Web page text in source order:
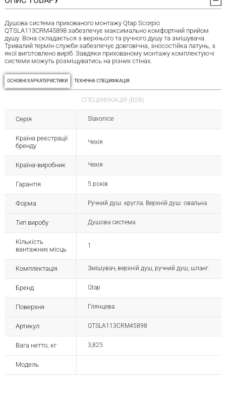
Душова система прихованого монтажу Qtap Scorpio
QTSLA113CRM45898 забезпечує максимально комфортний прийом
душу. Вона складається з верхнього та ручного душу та змішувача.
Тривалий термін служби забезпечує довговічна, зносостійка латунь, з
якої виготовлено виріб. Завдяки прихованому монтажу комплектуючі
системи можуть розміщуватись на різних стінах.
ОСНОВНІ ХАРКАТЕРИСТИКИ ТЕХНІЧНА СПЕЦИФІКАЦІЯ
СПЕЦИФІКАЦІЯ (B2B)
Серія Slavonice
Країна реєстрації
бренду
Чехія
Країна-виробник Чехія
Гарантія 5 років
Форма Ручний душ: кругла. Верхній душ: овальна
Тип виробу Душова система
Кількість
вантажних місць
1
Комплектація Змішувач, верхній душ, ручний душ, шланг.
Бренд Qtap
Поверхня Глянцева
Артикул QTSLA113CRM45898
Вага нетто, кг 3,825
Модель